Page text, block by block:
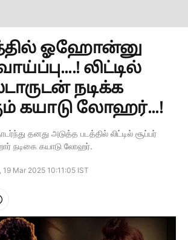
ஓஹோன்னு
லிட்டில்
நடிக்க
கயாடு லோஹர்...!
தனது அடுத்த படத்தில் லிட்டில் சூப்பர்
நடிகை கயாடு லோஹர்.
19 Mar 2025 10:11:05 IST